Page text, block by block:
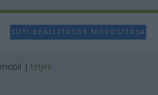
SÜTI BEÁLLÍTÁSOK MÓDOSÍTÁSA
mobil | teljes